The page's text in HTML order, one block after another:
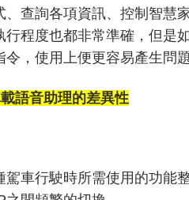
、查詢各項資訊、控制智慧
行程度也都非常準確，但是
，使用上便更容易產生問題
語音助理的差異性
駕車行駛時所需使用的功能